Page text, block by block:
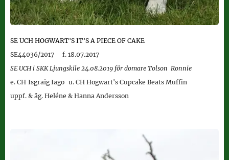
SE UCH HOGWART'S IT'S A PIECE OF CAKE
SE44036/2017
f. 18.07.2017
SE UCH i SKK Ljungskile 24.08.2019 för domare Tolson Ronnie
e. CH Isgraig Iago u. CH Hogwart's Cupcake Beats Muffin
uppf. & äg. Heléne & Hanna Andersson